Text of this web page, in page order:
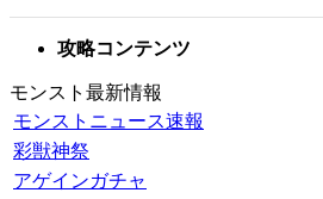
攻略コンテンツ
モンスト最新情報
モンストニュース速報
彩獣神祭
アゲインガチャ